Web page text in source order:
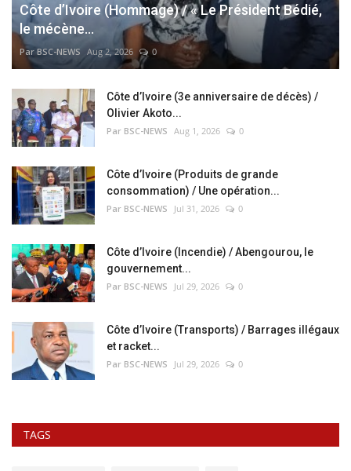
Côte d’Ivoire (Hommage) / « Le Président Bédié,
le mécène...
Par BSC-NEWS Aug 2, 2026 0
Côte d’Ivoire (3e anniversaire de décès) /
Olivier Akoto...
Par BSC-NEWS Aug 1, 2026 0
Côte d’Ivoire (Produits de grande
consommation) / Une opération...
Par BSC-NEWS Jul 31, 2026 0
Côte d’Ivoire (Incendie) / Abengourou, le
gouvernement...
Par BSC-NEWS Jul 29, 2026 0
Côte d’Ivoire (Transports) / Barrages illégaux
et racket...
Par BSC-NEWS Jul 29, 2026 0
TAGS